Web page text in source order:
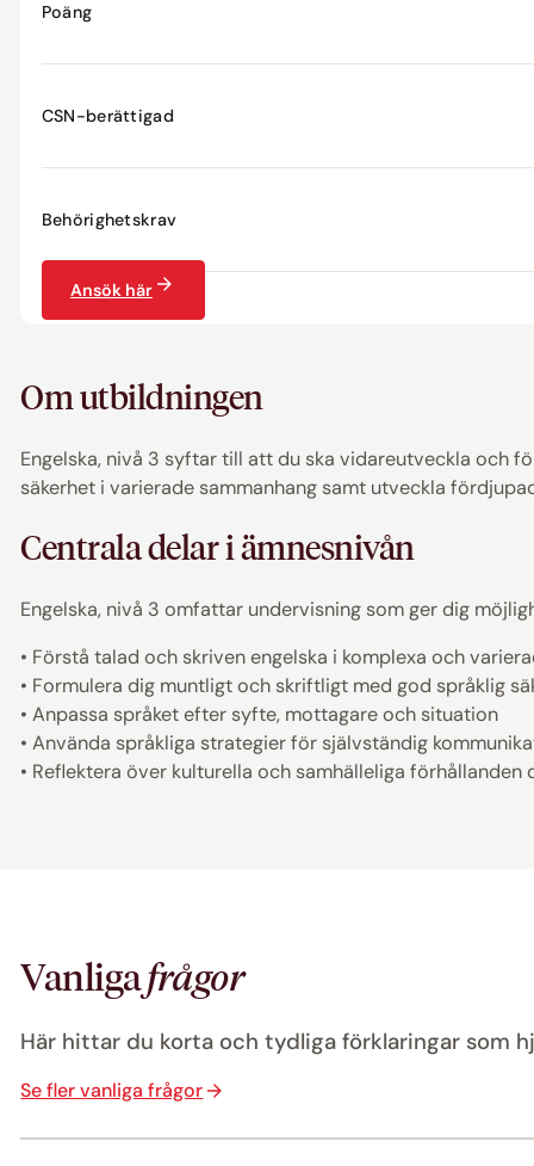
Om utbildningen
Engelska, nivå 3 syftar till att du ska vidareutveckla och
säkerhet i varierade sammanhang samt utveckla
Centrala delar i ämnesnivån
Engelska, nivå 3 omfattar undervisning som ger dig
• Förstå talad och skriven engelska i komplexa och
• Formulera dig muntligt och skriftligt med god språklig
• Anpassa språket efter syfte, mottagare och situation
• Använda språkliga strategier för självständig
• Reflektera över kulturella och samhälleliga förhållanden
Poäng
CSN-berättigad
Behörighetskrav
Ansök här
Vanligafrågor
Här hittar du korta och tydliga förklaringar som
Se fler vanliga frågor